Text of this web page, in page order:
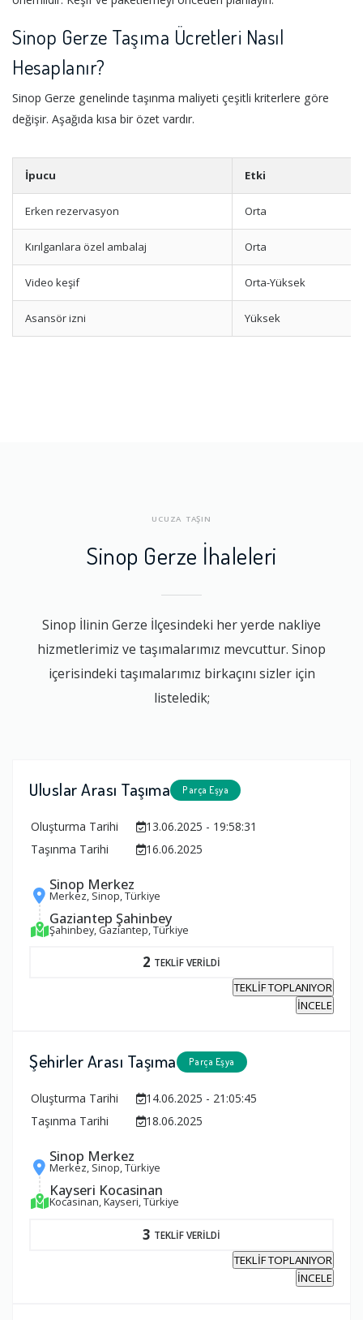
Sinop Gerze Taşıma Ücretleri Nasıl
Hesaplanır?
Sinop Gerze genelinde taşınma maliyeti çeşitli kriterlere göre
değişir. Aşağıda kısa bir özet vardır.
İpucu Etki
Erken rezervasyon Orta
Kırılganlara özel ambalaj Orta
Video keşif Orta-Yüksek
Asansör izni Yüksek
UCUZA TAŞIN
Sinop Gerze İhaleleri
Sinop İlinin Gerze İlçesindeki her yerde nakliye
hizmetlerimiz ve taşımalarımız mevcuttur. Sinop
içerisindeki taşımalarımız birkaçını sizler için
listeledik;
Uluslar Arası Taşıma Parça Eşya
Oluşturma Tarihi
13.06.2025 - 19:58:31
Taşınma Tarihi
16.06.2025
Sinop Merkez
Merkez, Sinop, Türkiye
Gaziantep Şahinbey
Şahinbey, Gaziantep, Türkiye
2 TEKLİF VERİLDİ
TEKLİF TOPLANIYOR
İNCELE
Şehirler Arası Taşıma Parça Eşya
Oluşturma Tarihi
14.06.2025 - 21:05:45
Taşınma Tarihi
18.06.2025
Sinop Merkez
Merkez, Sinop, Türkiye
Kayseri Kocasinan
Kocasinan, Kayseri, Türkiye
3 TEKLİF VERİLDİ
TEKLİF TOPLANIYOR
İNCELE